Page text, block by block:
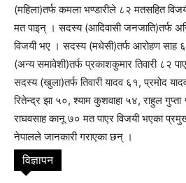
(महिला)तर्फ कमला भण्डारीले ८२ मतसहित
मत पाइन् । सदस्य (आदिवासी जनजाति)तर्फ
विजयी भए । सदस्य (मधेसी)तर्फ आरोहण साह
(अन्य समावेशी)तर्फ प्रकाशकुमार तिवारी ८२
सदस्य (खुला)तर्फ तिवारी यादव ६१, प्रमोद
रितेन्द्र झा ५०, श्याम कुशवाहा ५४, राहुल
राघवसाह कानू ७० मत पाएर विजयी भएका
नेपालले जानकारी गराएका छन् ।
विज्ञापन